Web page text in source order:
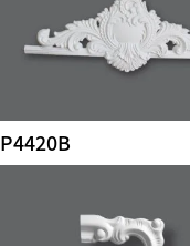
P4420B